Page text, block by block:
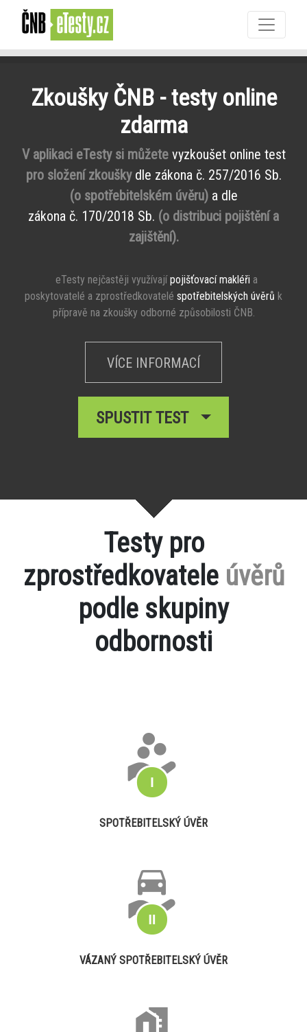
Zkoušky ČNB - testy online
zdarma
V aplikaci eTesty si můžetevyzkoušet online test
pro složení zkoušky dle zákona č. 257/2016 Sb.
(o spotřebitelském úvěru)a dle
zákona č. 170/2018 Sb. (o distribuci pojištění a
zajištění).
eTesty nejčastěji využívajípojišťovací makléři a
poskytovatelé a zprostředkovatelé spotřebitelských úvěrů k
přípravě na zkoušky odborné způsobilosti ČNB.
VÍCE INFORMACÍ
SPUSTIT TEST
Testy pro
zprostředkovatele úvěrů
podle skupiny
odbornosti
SPOTŘEBITELSKÝ ÚVĚR
VÁZANÝ SPOTŘEBITELSKÝ ÚVĚR